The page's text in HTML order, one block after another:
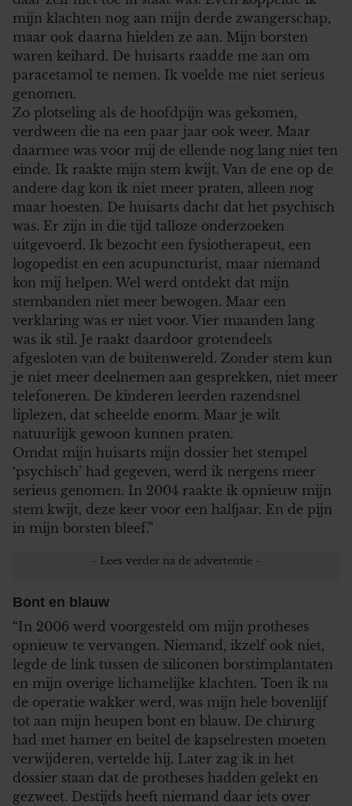
mijn klachten nog aan mijn derde zwangerschap,
maar ook daarna hielden ze aan. Mijn borsten
waren keihard. De huisarts raadde me aan om
paracetamol te nemen. Ik voelde me niet serieus
genomen.
Zo plotseling als de hoofdpijn was gekomen,
verdween die na een paar jaar ook weer. Maar
daarmee was voor mij de ellende nog lang niet ten
einde. Ik raakte mijn stem kwijt. Van de ene op de
andere dag kon ik niet meer praten, alleen nog
maar hoesten. De huisarts dacht dat het psychisch
was. Er zijn in die tijd talloze onderzoeken
uitgevoerd. Ik bezocht een fysiotherapeut, een
logopedist en een acupuncturist, maar niemand
kon mij helpen. Wel werd ontdekt dat mijn
stembanden niet meer bewogen. Maar een
verklaring was er niet voor. Vier maanden lang
was ik stil. Je raakt daardoor grotendeels
afgesloten van de buitenwereld. Zonder stem kun
je niet meer deelnemen aan gesprekken, niet meer
telefoneren. De kinderen leerden razendsnel
liplezen, dat scheelde enorm. Maar je wilt
natuurlijk gewoon kunnen praten.
Omdat mijn huisarts mijn dossier het stempel
‘psychisch’ had gegeven, werd ik nergens meer
serieus genomen. In 2004 raakte ik opnieuw mijn
stem kwijt, deze keer voor een halfjaar. En de pijn
in mijn borsten bleef.”
Bont en blauw
“In 2006 werd voorgesteld om mijn protheses
opnieuw te vervangen. Niemand, ikzelf ook niet,
legde de link tussen de siliconen borstimplantaten
en mijn overige lichamelijke klachten. Toen ik na
de operatie wakker werd, was mijn hele bovenlijf
tot aan mijn heupen bont en blauw. De chirurg
had met hamer en beitel de kapselresten moeten
verwijderen, vertelde hij. Later zag ik in het
dossier staan dat de protheses hadden gelekt en
gezweet. Destijds heeft niemand daar iets over